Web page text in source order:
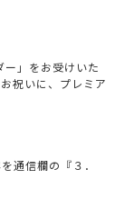
ー」をお受けいた
祝いに、プレミア
通信欄の『３．